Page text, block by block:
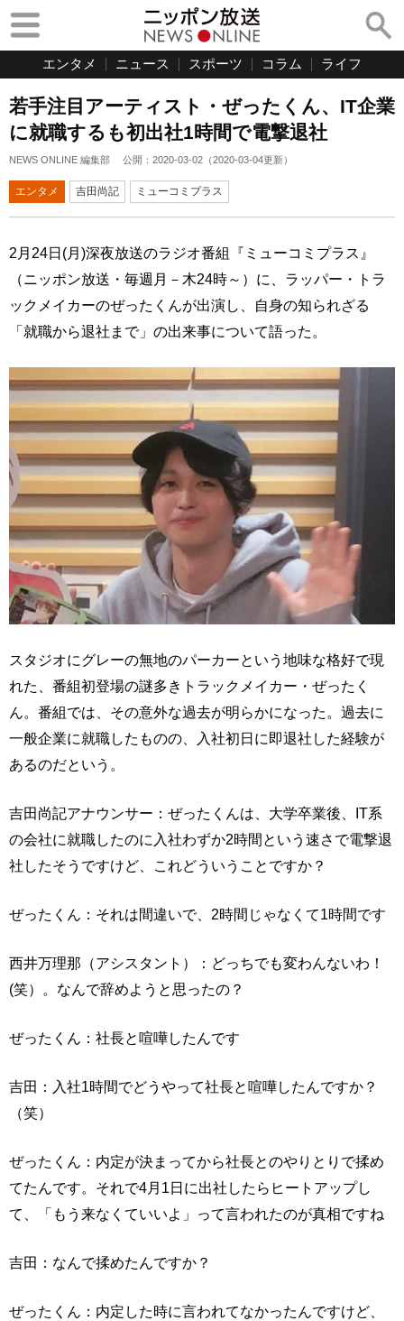
エンタメ ニュース スポーツ コラム ライフ
若手注目アーティスト・ぜったくん、IT企業
に就職するも初出社1時間で電撃退社
NEWS ONLINE 編集部 公開： 2020-03-02 （2020-03-04更新）
エンタメ 吉田尚記 ミューコミプラス
2月24日(月)深夜放送のラジオ番組『ミューコミプラス』
（ニッポン放送・毎週月－木24時～）に、ラッパー・トラ
ックメイカーのぜったくんが出演し、自身の知られざる
「就職から退社まで」の出来事について語った。
スタジオにグレーの無地のパーカーという地味な格好で現
れた、番組初登場の謎多きトラックメイカー・ぜったく
ん。番組では、その意外な過去が明らかになった。過去に
一般企業に就職したものの、入社初日に即退社した経験が
あるのだという。
吉田尚記アナウンサー：ぜったくんは、大学卒業後、IT系
の会社に就職したのに入社わずか2時間という速さで電撃退
社したそうですけど、これどういうことですか？
ぜったくん：それは間違いで、2時間じゃなくて1時間です
西井万理那（アシスタント）：どっちでも変わんないわ！
(笑）。なんで辞めようと思ったの？
ぜったくん：社長と喧嘩したんです
吉田：入社1時間でどうやって社長と喧嘩したんですか？
（笑）
ぜったくん：内定が決まってから社長とのやりとりで揉め
てたんです。それで4月1日に出社したらヒートアップし
て、「もう来なくていいよ」って言われたのが真相ですね
吉田：なんで揉めたんですか？
ぜったくん：内定した時に言われてなかったんですけど、